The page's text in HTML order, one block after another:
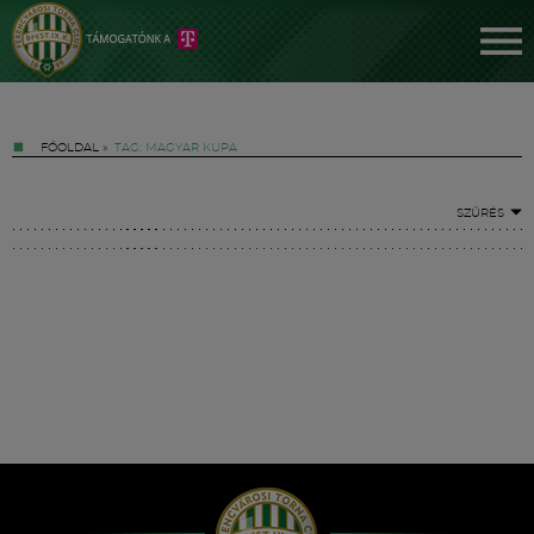
FŐOLDAL » TAG: MAGYAR KUPA
SZŰRÉS
Hírek